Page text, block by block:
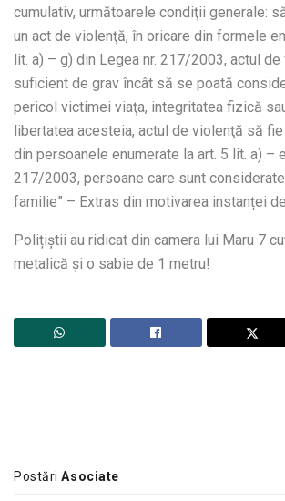
cumulativ, următoarele condiţii generale:
un act de violenţă, în oricare din formele
lit. a) – g) din Legea nr. 217/2003, actul
suficient de grav încât să se poată
pericol victimei viaţa, integritatea fizică
libertatea acesteia, actul de violenţă să
din persoanele enumerate la art. 5 lit. a) –
217/2003, persoane care sunt
familie” – Extras din motivarea instanței
Polițiștii au ridicat din camera lui Maru 7
metalică şi o sabie de 1 metru!
PostăriAsociate